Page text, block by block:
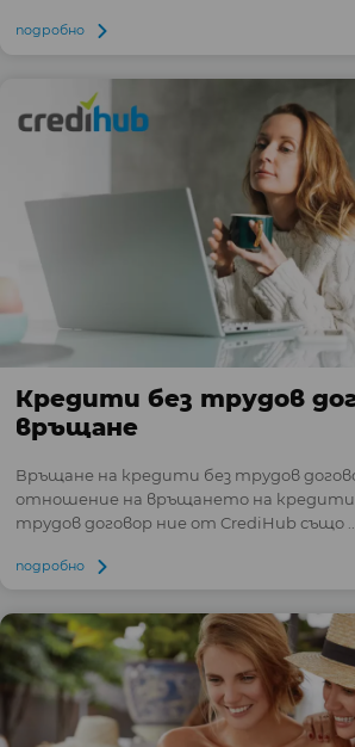
подробно
Кредити без трудов
връщане
Връщане на кредити без трудов
отношение на връщането на
трудов договор ние от CrediHub също
подробно